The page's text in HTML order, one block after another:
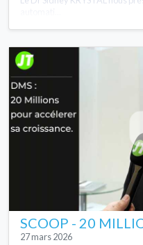
SCOOP - 20
27 mars 2026